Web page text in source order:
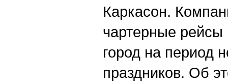
Каркасон.
чартерные рейсы
город на период
праздников. Об